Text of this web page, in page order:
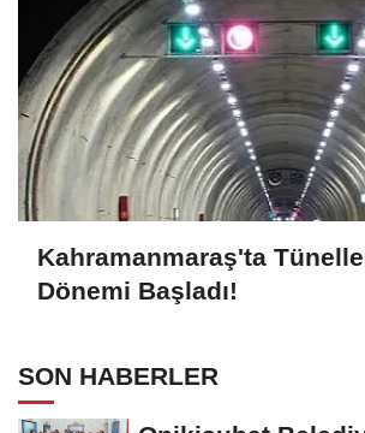
Kahramanmaraş'ta
Dönemi Başladı!
SON HABERLER